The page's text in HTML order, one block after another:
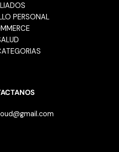
PERSONAL